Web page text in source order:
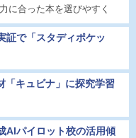
に合った本を選びやすく
証で「スタディポケッ
「キュビナ」に探究学習
AIパイロット校の活用傾